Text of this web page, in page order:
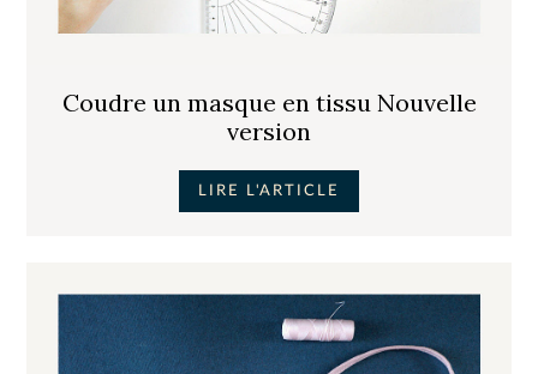
Coudre un masque en tissu Nouvelle
version
LIRE L'ARTICLE